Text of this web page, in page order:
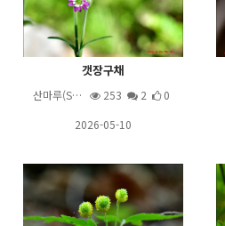
갯장구채
산마루(S… 253 2
0
2026-05-10